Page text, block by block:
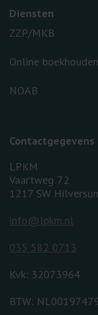
Diensten
ZZP/MKB
Online boekhouden
NOAB
Contactgegevens
LPKM
Vaartweg 72
1217 SW
info@lpkm.nl
035 582 0713
Kvk: 32073964
BTW: